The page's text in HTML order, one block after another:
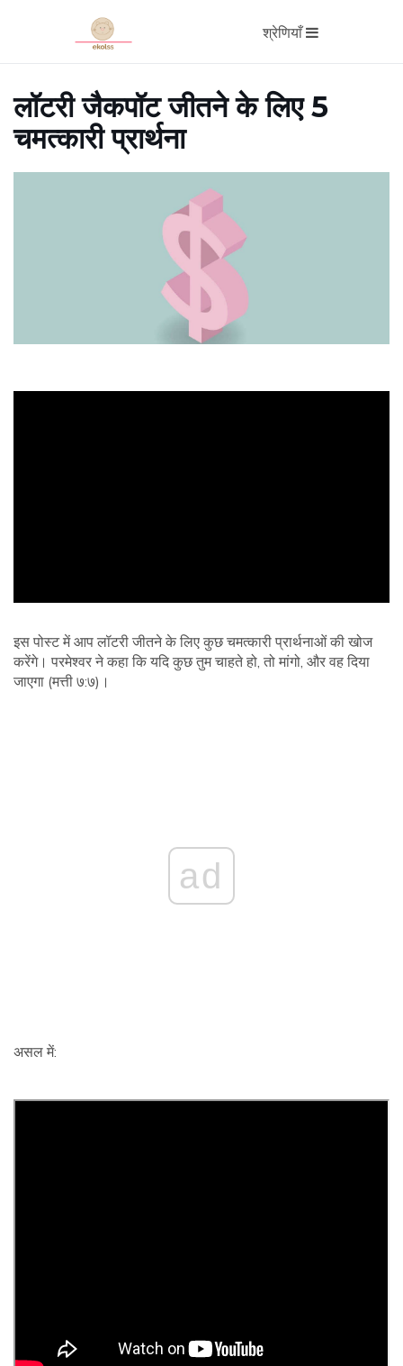
श्रेणियाँ
लॉटरी जैकपॉट जीतने के लिए 5
चमत्कारी प्रार्थना
इस पोस्ट में आप लॉटरी जीतने के लिए कुछ चमत्कारी प्रार्थनाओं की खोज
करेंगे। परमेश्वर ने कहा कि यदि कुछ तुम चाहते हो, तो मांगो, और वह दिया
जाएगा (मत्ती ७:७)।
ad
असल में: